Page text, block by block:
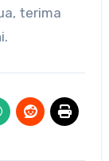
terima